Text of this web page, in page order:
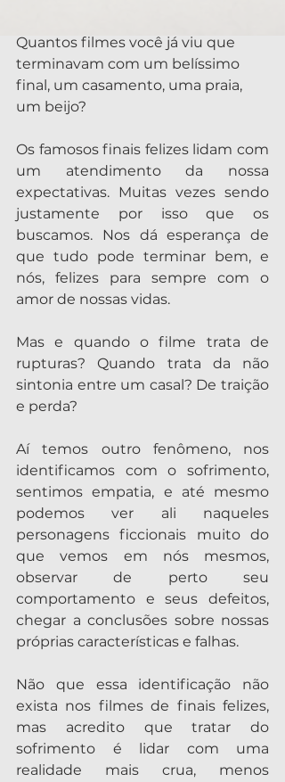
Quantos filmes você já viu que
terminavam com um belíssimo
final, um casamento, uma praia,
um beijo?
Os famosos finais felizes lidam com
um atendimento da nossa
expectativas. Muitas vezes sendo
justamente por isso que os
buscamos. Nos dá esperança de
que tudo pode terminar bem, e
nós, felizes para sempre com o
amor de nossas vidas.
Mas e quando o filme trata de
rupturas? Quando trata da não
sintonia entre um casal? De traição
e perda?
Aí temos outro fenômeno, nos
identificamos com o sofrimento,
sentimos empatia, e até mesmo
podemos ver ali naqueles
personagens ficcionais muito do
que vemos em nós mesmos,
observar de perto seu
comportamento e seus defeitos,
chegar a conclusões sobre nossas
próprias características e falhas.
Não que essa identificação não
exista nos filmes de finais felizes,
mas acredito que tratar do
sofrimento é lidar com uma
realidade mais crua, menos